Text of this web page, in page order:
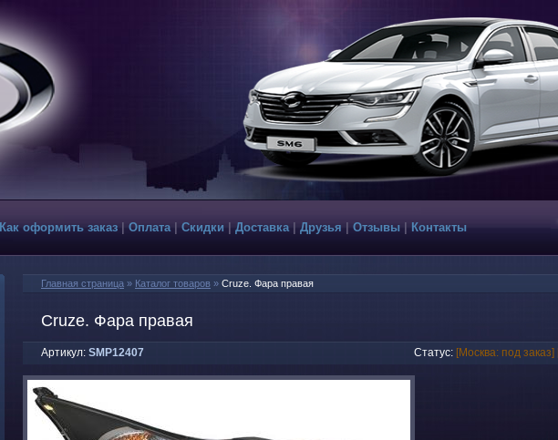
Как оформить заказ Оплата| Скидки Доставка| Друзья Отзывы Контакты
Главная страница » Каталог товаров » Cruze. Фара правая
Cruze. Фара правая
Артикул: SMP12407 Статус: [Москва: под заказ]